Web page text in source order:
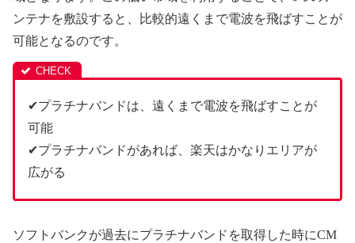
ンテナを敷設すると、比較的遠くまで電波を飛ばすことが
可能となるのです。
✔プラチナバンドは、遠くまで電波を飛ばすことが
可能
✔プラチナバンドがあれば、楽天はかなりエリアが
広がる
ソフトバンクが過去にプラチナバンドを取得した時にCM